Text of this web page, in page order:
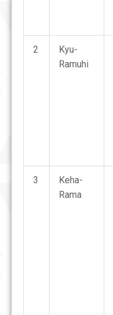
2
Kyu-
Ramuhi
3
Keha-
Rama